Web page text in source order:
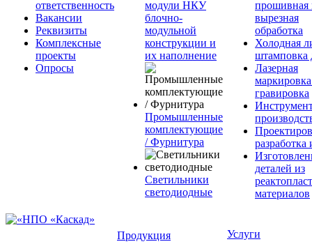
ответственность
Вакансии
Реквизиты
Комплексные
проекты
Опросы
модули НКУ
блочно-
модульной
конструкции и
их наполнение
Промышленные
комплектующие
/ Фурнитура
Светильники
светодиодные
прошивная
вырезная
обработка
Холодная
штамповка
Лазерная
гравировка
разработка
деталей из
материалов
Продукция
Услуги